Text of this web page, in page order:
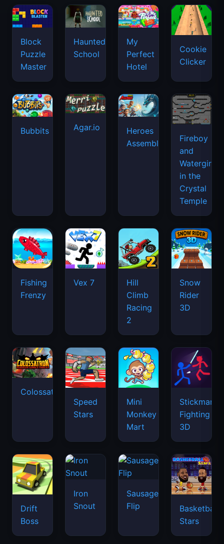
Block
Puzzle
Master
Haunted
School
My
Perfect
Hotel
Cookie
Clicker
Bubbits Agar.io
Heroes
Assemble
Fireboy
and
Watergirl
in the
Crystal
Temple
Fishing
Frenzy
Vex 7
Hill
Climb
Racing
2
Snow
Rider
3D
Colossatron
Speed
Stars
Mini
Monkey
Mart
Stickman
Fighting
3D
Drift
Boss
Iron
Snout
Sausage
Flip
Basketball
Stars